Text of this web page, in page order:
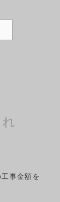
工事金額を